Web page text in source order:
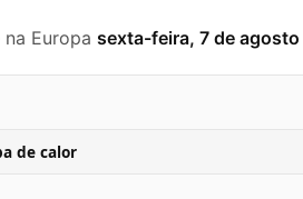
na Europa sexta-feira, 7 de
de calor